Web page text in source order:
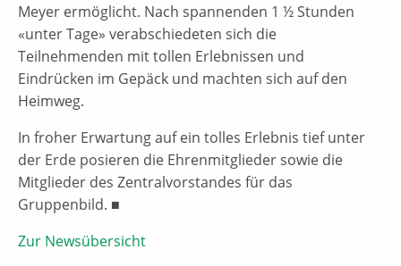
Meyer ermöglicht. Nach spannenden 1 ½ Stunden
«unter Tage» verabschiedeten sich die
Teilnehmenden mit tollen Erlebnissen und
Eindrücken im Gepäck und machten sich auf den
Heimweg.
In froher Erwartung auf ein tolles Erlebnis tief unter
der Erde posieren die Ehrenmitglieder sowie die
Mitglieder des Zentralvorstandes für das
Gruppenbild. ■
Zur Newsübersicht